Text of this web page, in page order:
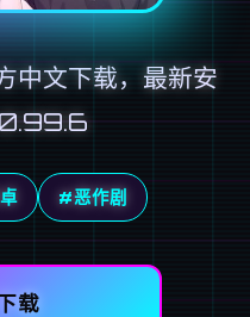
文下载，最新安
#恶作剧
载